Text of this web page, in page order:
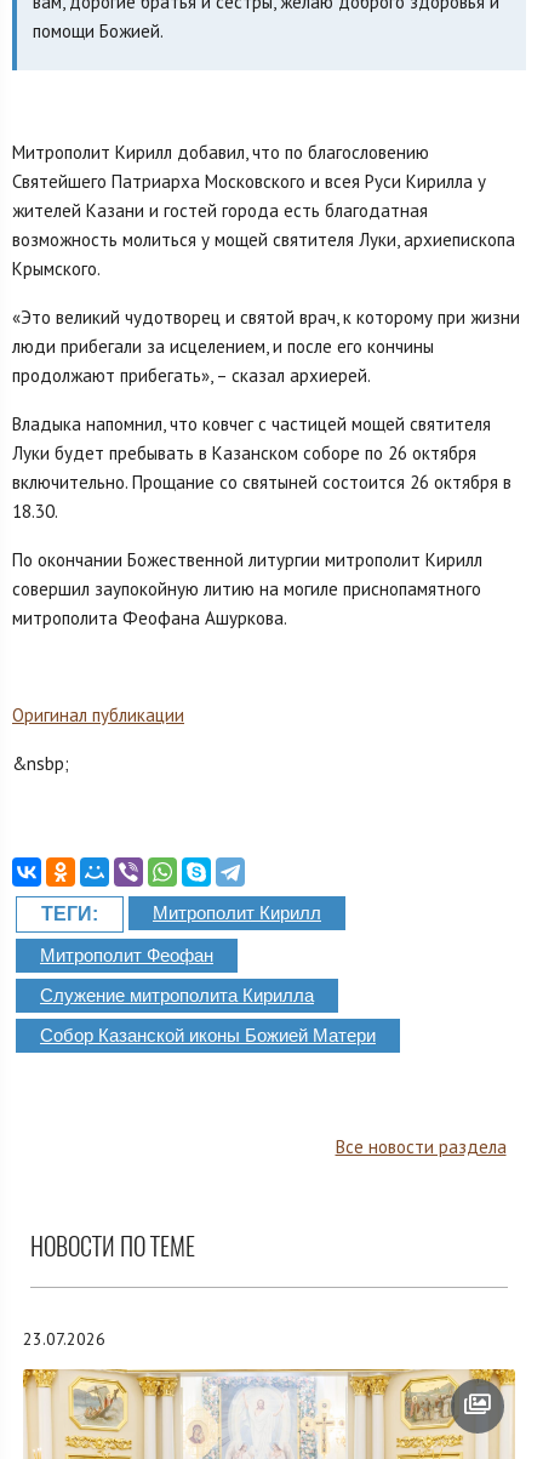
помощи Божией.
Митрополит Кирилл добавил, что по благословению
Святейшего Патриарха Московского и всея Руси Кирилла у
жителей Казани и гостей города есть благодатная
возможность молиться у мощей святителя Луки, архиепископа
Крымского.
«Это великий чудотворец и святой врач, к которому при жизни
люди прибегали за исцелением, и после его кончины
продолжают прибегать», – сказал архиерей.
Владыка напомнил, что ковчег с частицей мощей святителя
Луки будет пребывать в Казанском соборе по 26 октября
включительно. Прощание со святыней состоится 26 октября в
18.30.
По окончании Божественной литургии митрополит Кирилл
совершил заупокойную литию на могиле приснопамятного
митрополита Феофана Ашуркова.
Оригинал публикации
&nsbp;
ТЕГИ: Митрополит Кирилл
Митрополит Феофан
Служение митрополита Кирилла
Собор Казанской иконы Божией Матери
Все новости раздела
НОВОСТИ ПО ТЕМЕ
23.07.2026